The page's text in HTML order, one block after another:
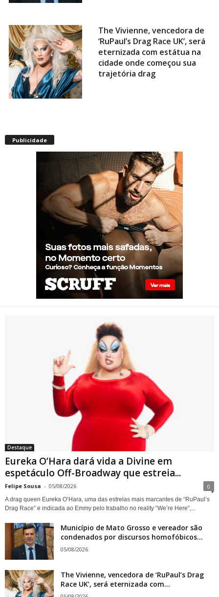
The Vivienne, vencedora de
‘RuPaul’s Drag Race UK’, será
eternizada com estátua na
cidade onde começou sua
trajetória drag
“românticas” em iate
Presença de Shangela faz
estrelas de RuPaul’s Drag
Race abandonarem festa de
aniversário de Kennedy
Davenport
Divine em espetáculo Off-
Broadway que estreia em
Nova York sobre a trajetória
da lendária drag queen
Publicidade
Destaque
Eureka O’Hara dará vida a Divine em
espetáculo Off-Broadway que estreia...
Felipe Sousa - 05/08/2026 0
A drag queen Eureka O’Hara, uma das estrelas mais marcantes de “RuPaul’s
Drag Race” e indicada ao Emmy pelo trabalho no reality “We’re Here”,...
Município de Mato Grosso e vereador são
condenados por discursos homofóbicos...
05/08/2026
The Vivienne, vencedora de ‘RuPaul’s Drag
Race UK’, será eternizada com...